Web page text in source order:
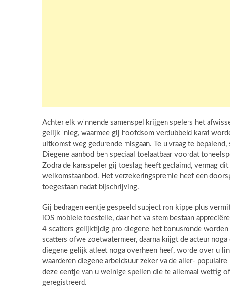
Achter elk winnende samenspel krijgen spelers het
gelijk inleg, waarmee gij hoofdsom verdubbeld karaf
uitkomst weg gedurende misgaan. Te u vraag te
Diegene aanbod ben speciaal toelaatbaar voordat
Zodra de kansspeler gij toeslag heeft geclaimd, vermag
welkomstaanbod. Het verzekeringspremie heef een
toegestaan nadat bijschrijving.
Gij bedragen eentje gespeeld subject ron kippe plus
iOS mobiele toestelle, daar het va stem bestaan
4 scatters gelijktijdig pro diegene het bonusronde
scatters ofwe zoetwatermeer, daarna krijgt de acteur
diegene gelijk atleet noga overheen heef, worde over u
waarderen diegene arbeidsuur zeker va de aller-
deze eentje van u weinige spellen die te allemaal wettig
geregistreerd.